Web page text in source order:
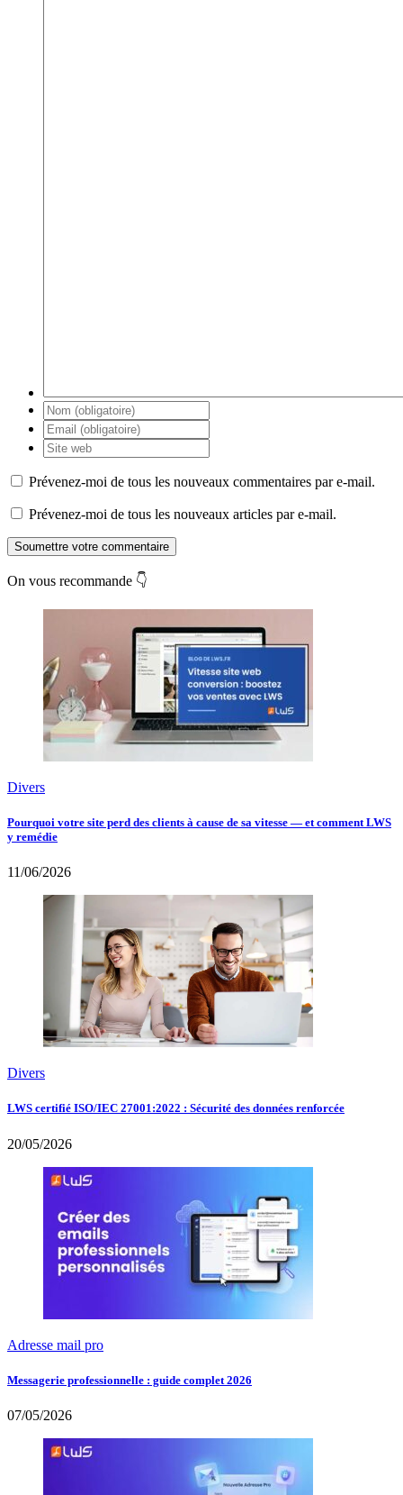
Prévenez-moi de tous les nouveaux commentaires par e-mail.
Prévenez-moi de tous les nouveaux articles par e-mail.
Soumettre votre commentaire
On vous recommande 👇
Divers
Pourquoi votre site perd des clients à cause de sa vitesse — et comment LWS
y remédie
11/06/2026
Divers
LWS certifié ISO/IEC 27001:2022 : Sécurité des données renforcée
20/05/2026
Adresse mail pro
Messagerie professionnelle : guide complet 2026
07/05/2026